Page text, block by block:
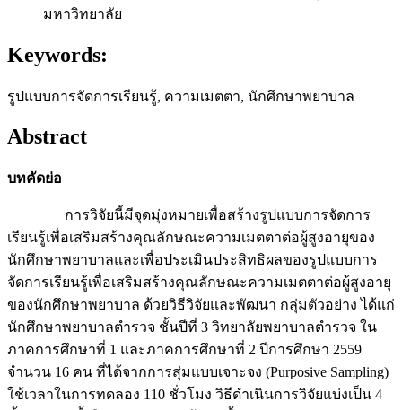
มหาวิทยาลัย
Keywords:
รูปแบบการจัดการเรียนรู้, ความเมตตา, นักศึกษาพยาบาล
Abstract
บทคัดย่อ
การวิจัยนี้มีจุดมุ่งหมายเพื่อสร้างรูปแบบการจัดการ
เรียนรู้เพื่อเสริมสร้างคุณลักษณะความเมตตาต่อผู้สูงอายุของ
นักศึกษาพยาบาลและเพื่อประเมินประสิทธิผลของรูปแบบการ
จัดการเรียนรู้เพื่อเสริมสร้างคุณลักษณะความเมตตาต่อผู้สูงอายุ
ของนักศึกษาพยาบาล ด้วยวิธีวิจัยและพัฒนา กลุ่มตัวอย่าง ได้แก่
นักศึกษาพยาบาลตำรวจ ชั้นปีที่ 3 วิทยาลัยพยาบาลตำรวจ ใน
ภาคการศึกษาที่ 1 และภาคการศึกษาที่ 2 ปีการศึกษา 2559
จำนวน 16 คน ที่ได้จากการสุ่มแบบเจาะจง (Purposive Sampling)
ใช้เวลาในการทดลอง 110 ชั่วโมง วิธีดำเนินการวิจัยแบ่งเป็น 4